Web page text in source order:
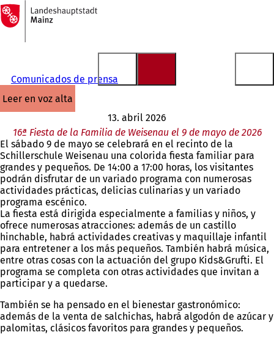
Saltar al contenido
A
la
página
Comunicados de prensa
leer en voz alta
13. abril 2026
16ª Fiesta de la Familia de Weisenau el 9 de mayo de 2026
El sábado 9 de mayo se celebrará en el recinto de la
Schillerschule Weisenau una colorida fiesta familiar para
grandes y pequeños. De 14:00 a 17:00 horas, los visitantes
podrán disfrutar de un variado programa con numerosas
actividades prácticas, delicias culinarias y un variado
programa escénico.
La fiesta está dirigida especialmente a familias y niños, y
ofrece numerosas atracciones: además de un castillo
hinchable, habrá actividades creativas y maquillaje infantil
para entretener a los más pequeños. También habrá música,
entre otras cosas con la actuación del grupo Kids&Grufti. El
programa se completa con otras actividades que invitan a
participar y a quedarse.
También se ha pensado en el bienestar gastronómico:
además de la venta de salchichas, habrá algodón de azúcar y
palomitas, clásicos favoritos para grandes y pequeños.